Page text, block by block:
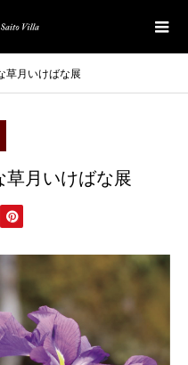
草月いけばな展
草月いけばな展